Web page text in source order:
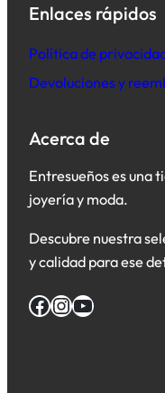
Enlaces rápidos
Política de
Devoluciones y
Acerca de
Entresueños es una
joyería y moda.
Descubre nuestra
y calidad para ese
Facebook InstagramYouTube